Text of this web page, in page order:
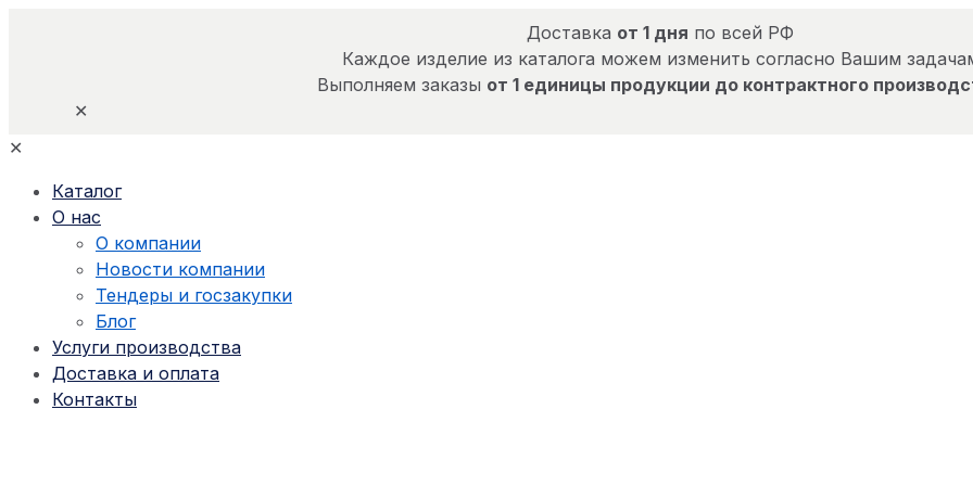
Доставка от 1 дня по всей РФ
Каждое изделие из каталога можем изменить согласно Вашим
Выполняем заказы от 1 единицы продукции до контрактного
✕
✕
Каталог
О нас
О компании
Новости компании
Тендеры и госзакупки
Блог
Услуги производства
Доставка и оплата
Контакты